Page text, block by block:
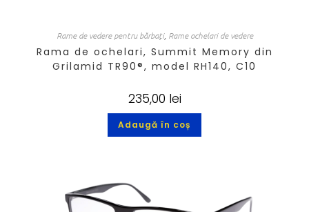
Rame de vedere pentru bărbați, Rame ochelari de vedere
Rama de ochelari, Summit Memory din
Grilamid TR90®, model RH140, C10
235,00 lei
Adaugă în coș